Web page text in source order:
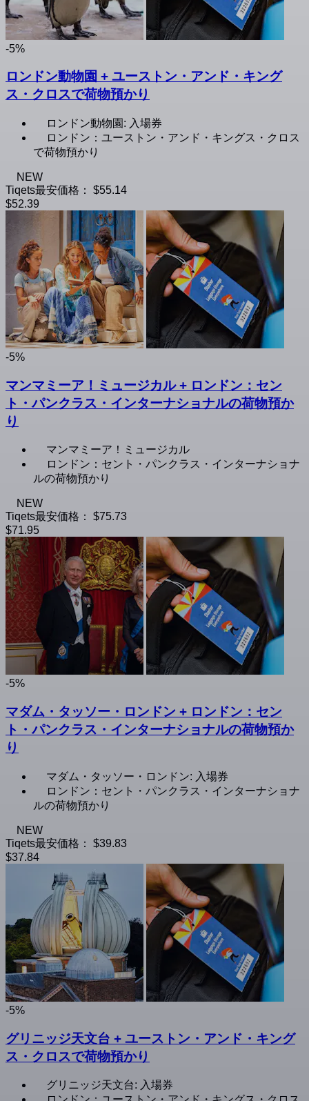
-5%
ロンドン動物園 + ユーストン・アンド・キング
ス・クロスで荷物預かり
ロンドン動物園: 入場券
ロンドン：ユーストン・アンド・キングス・クロス
で荷物預かり
NEW
Tiqets最安価格：
$55.14
$52.39
-5%
マンマミーア！ミュージカル + ロンドン：セン
ト・パンクラス・インターナショナルの荷物預か
り
マンマミーア！ミュージカル
ロンドン：セント・パンクラス・インターナショナ
ルの荷物預かり
NEW
Tiqets最安価格：
$75.73
$71.95
-5%
マダム・タッソー・ロンドン + ロンドン：セン
ト・パンクラス・インターナショナルの荷物預か
り
マダム・タッソー・ロンドン: 入場券
ロンドン：セント・パンクラス・インターナショナ
ルの荷物預かり
NEW
Tiqets最安価格：
$39.83
$37.84
-5%
グリニッジ天文台 + ユーストン・アンド・キング
ス・クロスで荷物預かり
グリニッジ天文台: 入場券